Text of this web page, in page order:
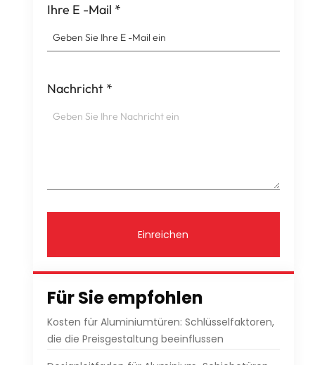
Ihre E -Mail *
Nachricht *
Einreichen
Für Sie empfohlen
Kosten für Aluminiumtüren: Schlüsselfaktoren,
die die Preisgestaltung beeinflussen